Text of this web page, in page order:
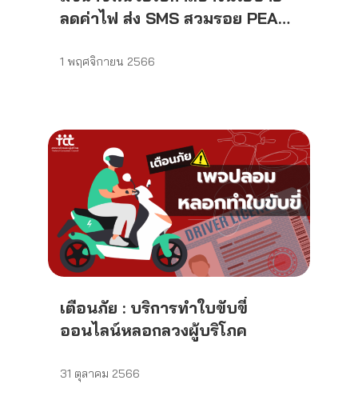
ลดค่าไฟ ส่ง SMS สวมรอย PEA
1 พฤศจิกายน 2566
เตือนภัย : บริการทำใบขับขี่
ออนไลน์หลอกลวงผู้บริโภค
31 ตุลาคม 2566